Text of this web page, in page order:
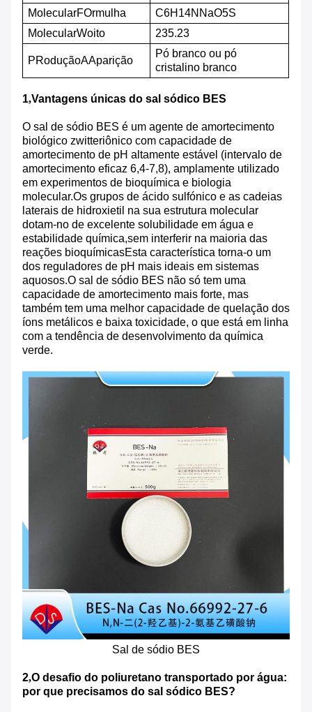
MolecularFOrmulha
C6H14NNaO5S
MolecularWoito 235.23
PRoduçãoAAparição
Pó branco ou pó
cristalino branco
1,Vantagens únicas do sal sódico BES
O sal de sódio BES é um agente de amortecimento
biológico zwitteriônico com capacidade de
amortecimento de pH altamente estável (intervalo de
amortecimento eficaz 6,4-7,8), amplamente utilizado
em experimentos de bioquímica e biologia
molecular.Os grupos de ácido sulfónico e as cadeias
laterais de hidroxietil na sua estrutura molecular
dotam-no de excelente solubilidade em água e
estabilidade química,sem interferir na maioria das
reações bioquímicasEsta característica torna-o um
dos reguladores de pH mais ideais em sistemas
aquosos.O sal de sódio BES não só tem uma
capacidade de amortecimento mais forte, mas
também tem uma melhor capacidade de quelação dos
íons metálicos e baixa toxicidade, o que está em linha
com a tendência de desenvolvimento da química
verde.
Sal de sódio BES
2,O desafio do poliuretano transportado por água:
por que precisamos do sal sódico BES?